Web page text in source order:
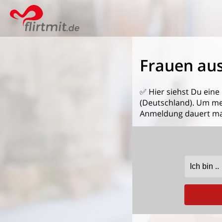
Frauen
✅ Hier siehst Du
(Deutschland). Um
Anmeldung dauert